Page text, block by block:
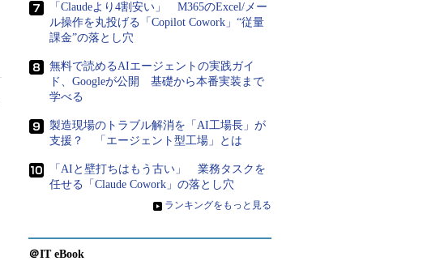
「Claudeより4割安い」 M365のExcel/メー
ル操作を丸投げる「Copilot Cowork」“従量
課金”の落とし穴
無料で読めるAIエージェントの実践ガイ
ド、Googleが公開 基礎から本番実装まで
学べる
製造現場のトラブル解消を「AI工場長」が
支援？ 「エージェント型工場」とは
「AIと壁打ちはもう古い」 業務タスクを
任せる「Claude Cowork」の落とし穴
» ランキングをもっと見る
＠IT eBook